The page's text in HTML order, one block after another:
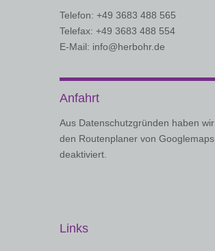
Telefon: +49 3683 488 565
Telefax: +49 3683 488 554
E-Mail: info@herbohr.de
Anfahrt
Aus Datenschutzgründen haben wir
den Routenplaner von Googlemaps
deaktiviert.
Links